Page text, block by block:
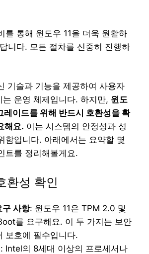
를 통해 윈도우 11을 더욱 원활하
니다. 모든 절차를 신중히 진행하
기술과 기능을 제공하여 사용자
는 운영 체제입니다. 하지만, 윈도
레이드를 위해 반드시 호환성을 확
해요. 이는 시스템의 안정성과 성
함입니다. 아래에서는 요약할 몇
트를 정리해볼게요.
환성 확인
구 사항: 윈도우 11은 TPM 2.0 및
를 요구해요. 이 두 가지는 보안
보호에 필수입니다.
: Intel의 8세대 이상의 프로세서나